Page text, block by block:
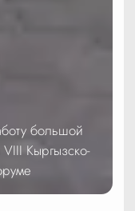
большой
Кыргызско-